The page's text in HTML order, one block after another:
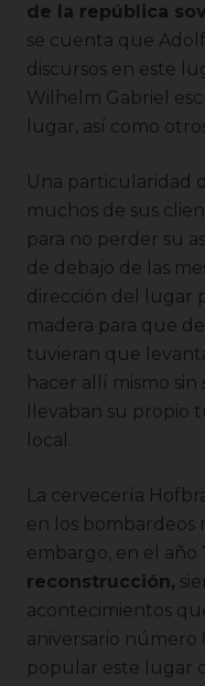
de la república
se cuenta que
discursos en este
Wilhelm Gabriel
lugar, así como
Una particularidad
muchos de sus
para no perder su
de debajo de las
dirección del lugar
madera para que
tuvieran que
hacer allí mismo sin
llevaban su propio
local.
La cervecería
en los bombardeos
embargo, en el año
reconstrucción,
acontecimientos
aniversario número
popular este lugar